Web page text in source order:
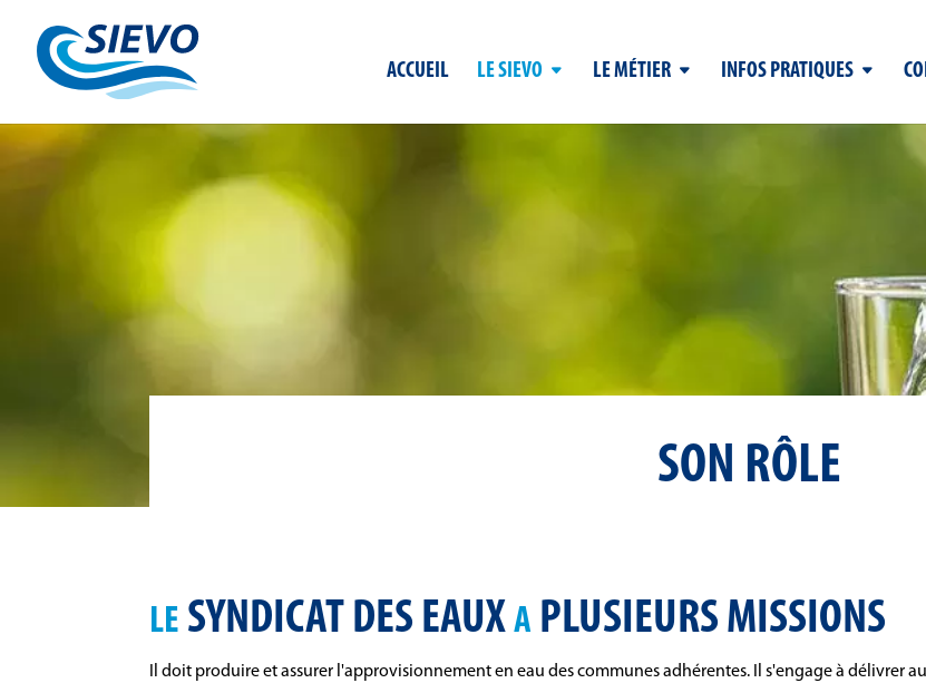
ACCUEIL LE SIEVO LE MÉTIER INFOS PRATIQUES
SON RÔLE
LE SYNDICAT DES EAUXA PLUSIEURS MISSIONS
Il doit produire et assurer l'approvisionnement en eau des communes adhérentes. Il s'engage à délivrer